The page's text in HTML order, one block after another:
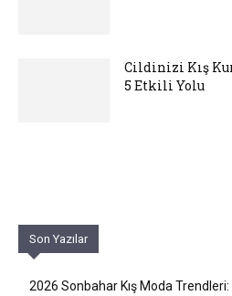
Cildinizi Kış
5 Etkili Yolu
Son Yazılar
2026 Sonbahar Kış Moda